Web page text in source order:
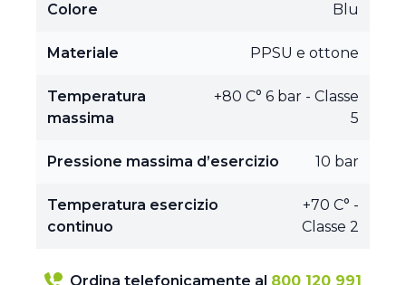
Colore Blu
Materiale PPSU e ottone
Temperatura
massima
+80 C° 6 bar - Classe
5
Pressione massima d’esercizio 10 bar
Temperatura esercizio
continuo
+70 C° -
Classe 2
Ordina telefonicamente al 800 120 991